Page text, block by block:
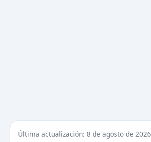
Última actualización: 8 de agosto de 2026